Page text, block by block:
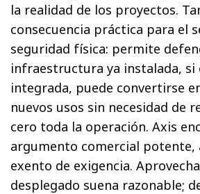
la realidad de los proyectos.
consecuencia práctica para el
seguridad física: permite
infraestructura ya instalada, si
integrada, puede convertirse
nuevos usos sin necesidad de
cero toda la operación. Axis
argumento comercial potente,
exento de exigencia.
desplegado suena razonable;